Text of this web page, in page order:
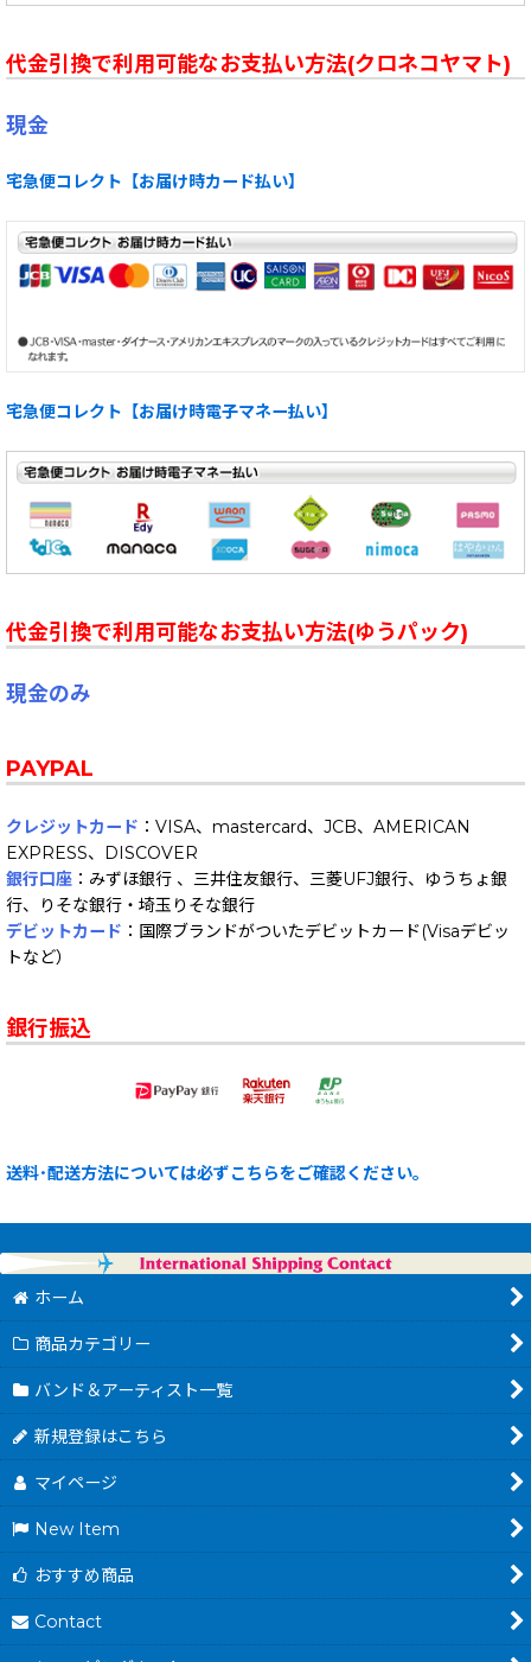
代金引換で利用可能なお支払い方法(クロネコヤマト)
現金
宅急便コレクト【お届け時カード払い】
宅急便コレクト【お届け時電子マネー払い】
代金引換で利用可能なお支払い方法(ゆうパック)
現金のみ
PAYPAL
クレジットカード ：VISA、mastercard、JCB、AMERICAN
EXPRESS、DISCOVER
銀行口座 ：みずほ銀行 、三井住友銀行、三菱UFJ銀行、ゆうちょ銀
行、りそな銀行・埼玉りそな銀行
デビットカード ：国際ブランドがついたデビットカード(Visaデビッ
トなど）
銀行振込
送料･配送方法については必ずこちらをご確認ください。
ホーム
商品カテゴリー
バンド＆アーティスト一覧
新規登録はこちら
マイページ
New Item
おすすめ商品
Contact